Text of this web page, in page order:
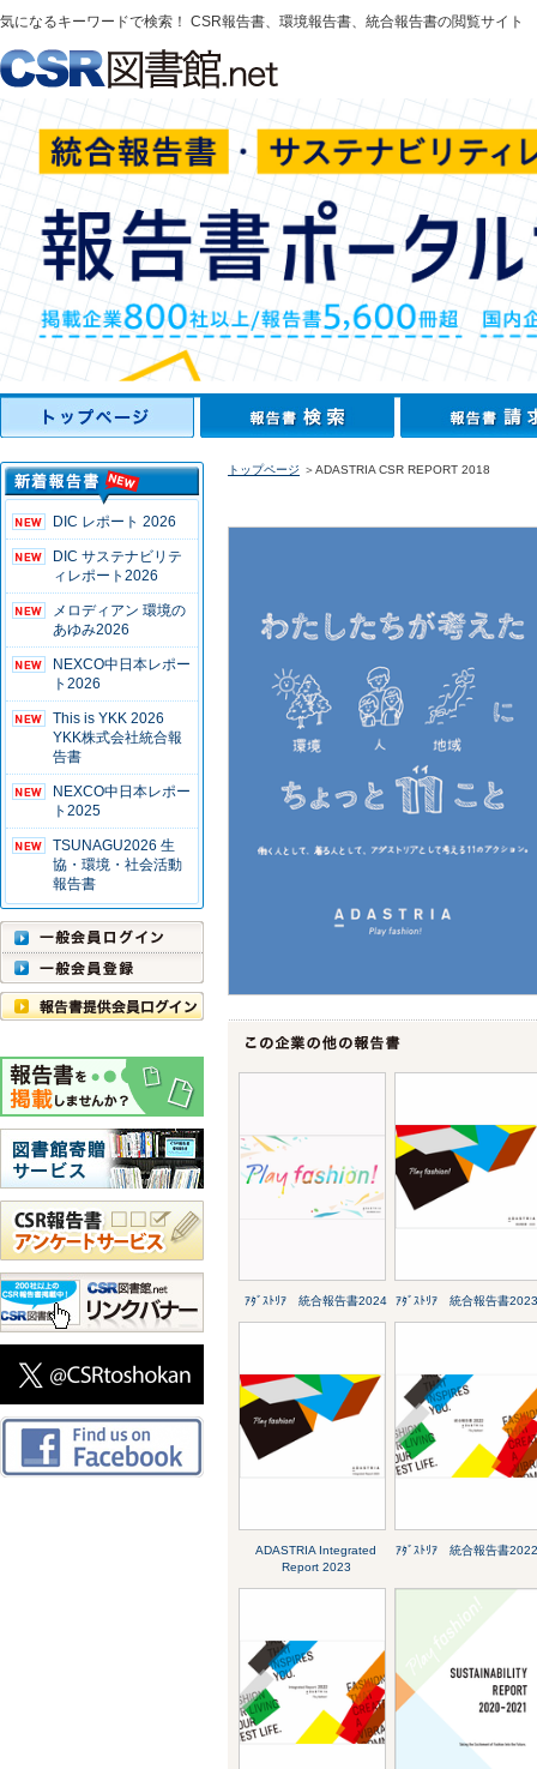
気になるキーワードで検索！ CSR報告書、環境報告書、統合報告書の閲覧サイト
DIC レポート 2026
DIC サステナビリテ
ィレポート2026
メロディアン 環境の
あゆみ2026
NEXCO中日本レポー
ト2026
This is YKK 2026
YKK株式会社統合報
告書
NEXCO中日本レポー
ト2025
TSUNAGU2026 生
協・環境・社会活動
報告書
トップページ ＞ADASTRIA CSR REPORT 2018
ｱﾀﾞｽﾄﾘｱ 統合報告書2024 ｱﾀﾞｽﾄﾘｱ 統合報告書2023
ADASTRIA Integrated
Report 2023
ｱﾀﾞｽﾄﾘｱ 統合報告書2022